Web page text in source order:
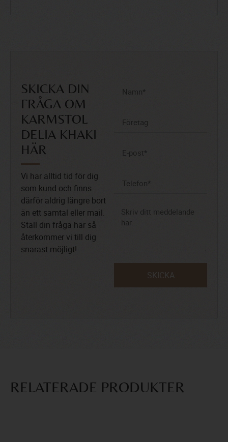
SKICKA DIN
FRÅGA OM
KARMSTOL
DELIA KHAKI
HÄR
Vi har alltid tid för dig
som kund och finns
därför aldrig längre bort
än ett samtal eller mail.
Ställ din fråga här så
återkommer vi till dig
snarast möjligt!
SKICKA
RELATERADE PRODUKTER